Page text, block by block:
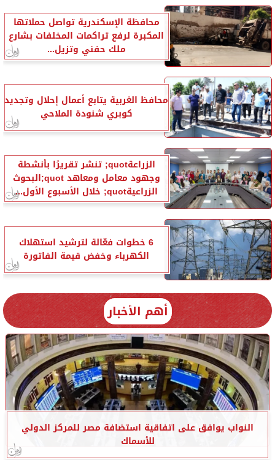
محافظة الإسكندرية تواصل حملاتها
المكبرة لرفع تراكمات المخلفات بشارع
ملك حفني وتزيل...
محافظ الغربية يتابع أعمال إحلال وتجديد
كوبري شنودة الملاحي
الزراعةquot; تنشر تقريرًا بأنشطة
وجهود معامل ومعاهد quot;البحوث
الزراعيةquot; خلال الأسبوع الأول...
6 خطوات فعّالة لترشيد استهلاك
الكهرباء وخفض قيمة الفاتورة
أهم الأخبار
النواب يوافق على اتفاقية استضافة مصر للمركز الدولي
للأسماك